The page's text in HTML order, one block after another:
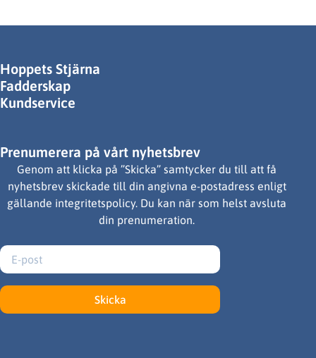
Hoppets Stjärna
Fadderskap
Kundservice
Prenumerera på vårt nyhetsbrev
Genom att klicka på ”Skicka” samtycker du till att få
nyhetsbrev skickade till din angivna e-postadress enligt
gällande integritetspolicy. Du kan när som helst avsluta
din prenumeration.
Skicka